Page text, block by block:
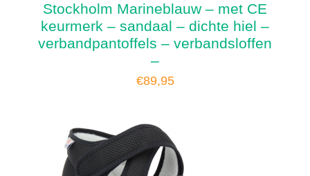
Stockholm Marineblauw – met CE
keurmerk – sandaal – dichte hiel –
verbandpantoffels – verbandsloffen
–
€89,95